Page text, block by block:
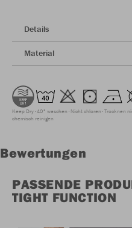
Details
Material
Keep Dry 40° waschen Nicht chloren Trocknen
chemisch reinigen
Bewertungen
PASSENDE
TIGHT FUNCTION